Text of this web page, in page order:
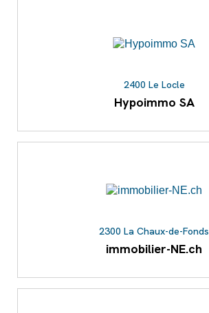
2400 Le Locle
Hypoimmo SA
2300 La Chaux-de-Fonds
immobilier-NE.ch